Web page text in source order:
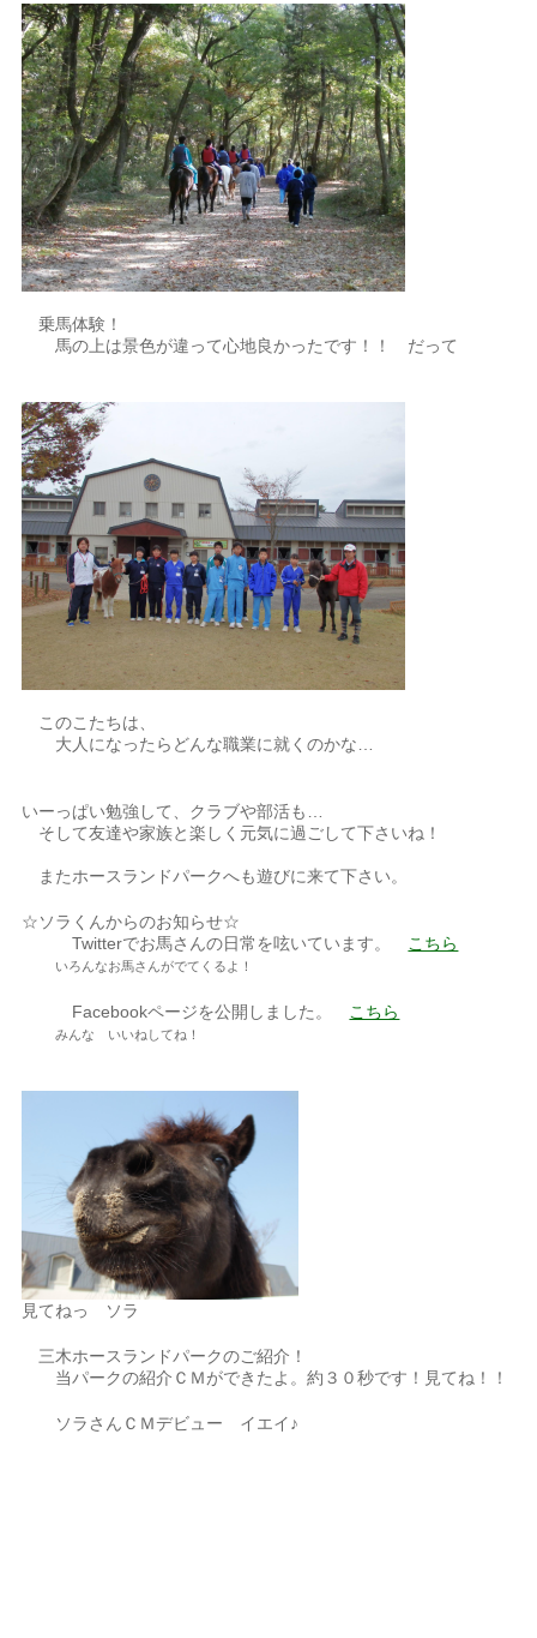
乗馬体験！
馬の上は景色が違って心地良かったです！！ だって
このこたちは、
大人になったらどんな職業に就くのかな…
いーっぱい勉強して、クラブや部活も…
そして友達や家族と楽しく元気に過ごして下さいね！
またホースランドパークへも遊びに来て下さい。
☆ソラくんからのお知らせ☆
Twitterでお馬さんの日常を呟いています。 こちら
いろんなお馬さんがでてくるよ！
Facebookページを公開しました。 こちら
みんな いいねしてね！
見てねっ ソラ
三木ホースランドパークのご紹介！
当パークの紹介ＣＭができたよ。約３０秒です！見てね！！
ソラさんＣＭデビュー イエイ♪